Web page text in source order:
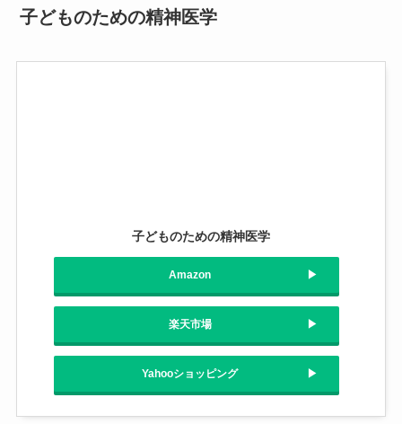
子どものための精神医学
子どものための精神医学
Amazon
楽天市場
Yahooショッピング